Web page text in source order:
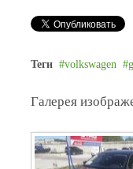
Теги volkswagen
Галерея